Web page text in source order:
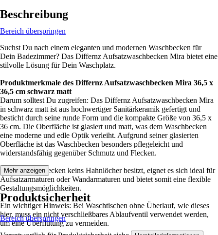
Beschreibung
Bereich überspringen
Suchst Du nach einem eleganten und modernen Waschbecken für
Dein Badezimmer? Das Differnz Aufsatzwaschbecken Mira bietet eine
stilvolle Lösung für Dein Waschplatz.
Produktmerkmale des Differnz Aufsatzwaschbecken Mira 36,5 x
36,5 cm schwarz matt
Darum solltest Du zugreifen: Das Differnz Aufsatzwaschbecken Mira
in schwarz matt ist aus hochwertiger Sanitärkeramik gefertigt und
besticht durch seine runde Form und die kompakte Größe von 36,5 x
36 cm. Die Oberfläche ist glasiert und matt, was dem Waschbecken
eine moderne und edle Optik verleiht. Aufgrund seiner glasierten
Oberfläche ist das Waschbecken besonders pflegeleicht und
widerstandsfähig gegenüber Schmutz und Flecken.
Da das Waschbecken keins Hahnlöcher besitzt, eignet es sich ideal für
Aufsatzarmaturen oder Wandarmaturen und bietet somit eine flexible
Gestaltungsmöglichkeiten.
Ein wichtiger Hinweis: Bei Waschtischen ohne Überlauf, wie dieses
hier, muss ein nicht verschließbares Ablaufventil verwendet werden,
um eine Überflutung zu vermeiden.
Mehr anzeigen
Produktsicherheit
Bereich überspringen